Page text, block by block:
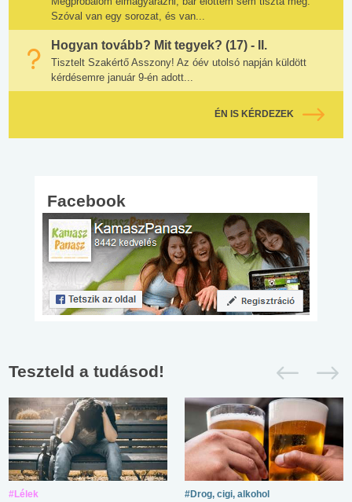
Szóval van egy sorozat, és van...
Hogyan tovább? Mit tegyek? (17) - II.
Tisztelt Szakértő Asszony! Az óév utolsó napján küldött
kérdésemre január 9-én adott...
ÉN IS KÉRDEZEK
Facebook
Teszteld a tudásod!
#Lélek #Drog, cigi, alkohol